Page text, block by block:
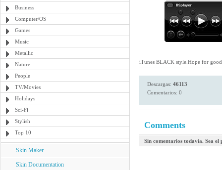
Business
Computer/OS
Games
Music
Metallic
Nature
People
TV/Movies
Holidays
Sci-Fi
Stylish
Top 10
Skin Maker
Skin Documentation
iTunes BLACK style.Hope for
Descargas: 46113
Comentarios: 0
Comments
Sin comentarios todavía. Sea